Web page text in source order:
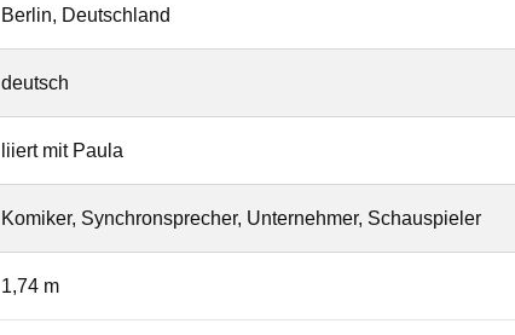
Berlin, Deutschland
deutsch
liiert mit Paula
Komiker, Synchronsprecher, Unternehmer, Schauspieler
1,74 m